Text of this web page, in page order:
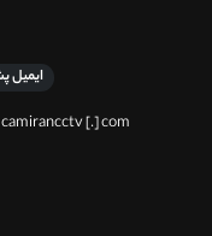
ایمیل
[.] com